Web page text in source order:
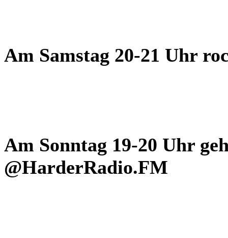
Am Samstag 20-21 Uhr
Am Sonntag 19-20 Uhr
@HarderRadio.FM